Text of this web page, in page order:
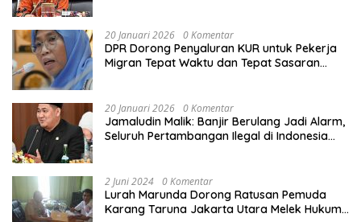
20 Januari 2026 0 Komentar
DPR Dorong Penyaluran KUR untuk Pekerja
Migran Tepat Waktu dan Tepat Sasaran
20 Januari 2026 0 Komentar
Jamaludin Malik: Banjir Berulang Jadi Alarm,
Seluruh Pertambangan Ilegal di Indonesia
2 Juni 2024 0 Komentar
Lurah Marunda Dorong Ratusan Pemuda
Karang Taruna Jakarta Utara Melek Hukum